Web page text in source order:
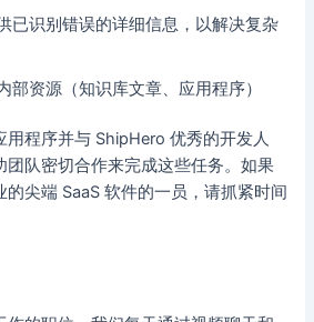
已识别错误的详细信息，以解决复杂
部资源（知识库文章、应用程序）
用程序并与 ShipHero 优秀的开发人
团队密切合作来完成这些任务。如果
尖端 SaaS 软件的一员，请抓紧时间